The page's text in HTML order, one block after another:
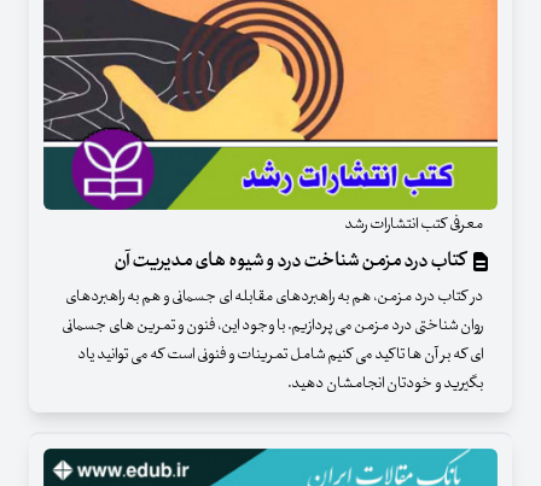
معرفی کتب انتشارات رشد
کتاب درد مزمن شناخت درد و شیوه های مدیریت آن
در کتاب درد مزمن، هم به راهبردهای مقابله ای جسمانی و هم به راهبردهای
روان شناختی درد مزمن می پردازیم. با وجود این، فنون و تمرین های جسمانی
ای که بر آن ها تاکید می کنیم شامل تمرینات و فنونی است که می توانید یاد
بگیرید و خودتان انجامشان دهید.